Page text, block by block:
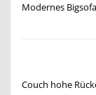
Modernes Bigsofa
Couch hohe